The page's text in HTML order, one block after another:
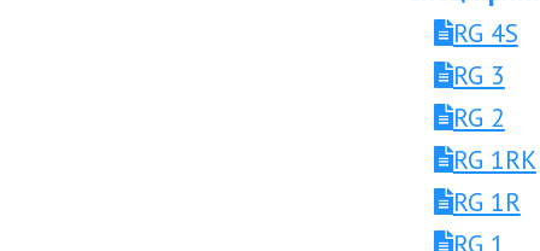
RG 4S
RG 3
RG 2
RG 1RK
RG 1R
RG 1